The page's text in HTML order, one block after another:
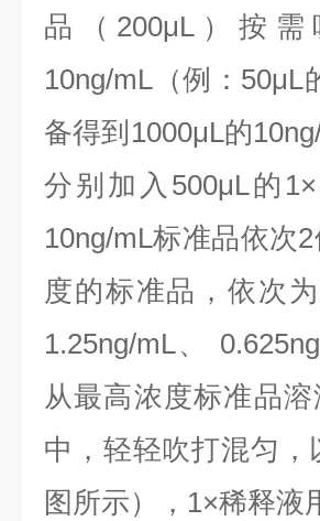
品（200μL）按
10ng/mL（例：50μL
备得到1000μL的
分别加入500μL的
10ng/mL标准品依次
度的标准品，依次
1.25ng/mL、
从最高浓度标准品
中，轻轻吹打混匀
图所示），1×稀释液